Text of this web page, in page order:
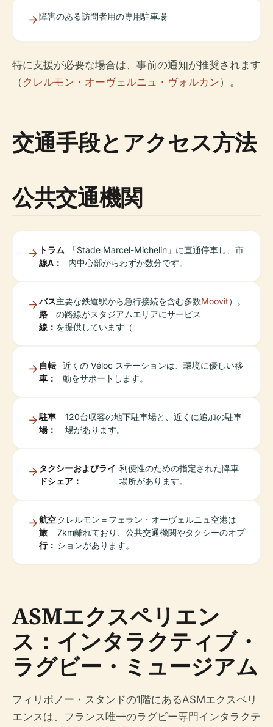
障害のある訪問者用の専用駐車場
特に支援が必要な場合は、事前の通知が推奨されます
（ クレルモン・オーヴェルニュ・ヴォルカン）。
交通手段とアクセス方法
公共交通機関
トラム
線A：
「Stade Marcel-Michelin」に直通停車し、市
内中心部からわずか数分です。
バス
路
線：
主要な鉄道駅から急行接続を含む多数
の路線がスタジアムエリアにサービス
を提供しています（
Moovit）。
自転
車：
近くの Véloc ステーションは、環境に優しい移
動をサポートします。
駐車
場：
120台収容の地下駐車場と、近くに追加の駐車
場があります。
タクシーおよびライ
ドシェア：
利便性のための指定された降車
場所があります。
航空
旅
行：
クレルモン＝フェラン・オーヴェルニュ空港は
7km離れており、公共交通機関やタクシーのオプ
ションがあります。
ASMエクスペリエン
ス：インタラクティブ・
ラグビー・ミュージアム
フィリポノー・スタンドの1階にあるASMエクスペリ
エンスは、フランス唯一のラグビー専門インタラクテ